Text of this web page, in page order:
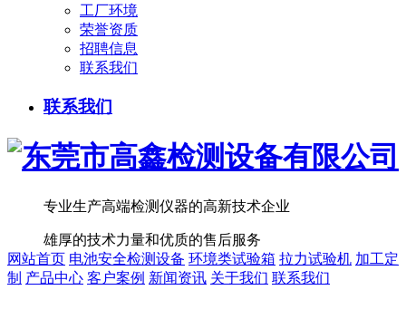
工厂环境
荣誉资质
招聘信息
联系我们
联系我们
专业生产高端检测仪器的高新技术企业
雄厚的技术力量和优质的售后服务
网站首页 电池安全检测设备 环境类试验箱 拉力试验机 加工定
制 产品中心 客户案例 新闻资讯 关于我们 联系我们